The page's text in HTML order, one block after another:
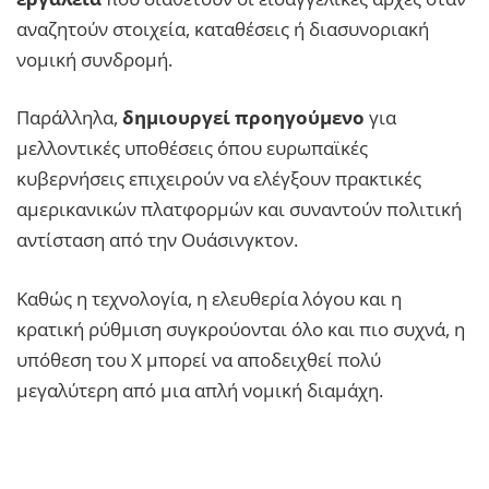
αναζητούν στοιχεία, καταθέσεις ή διασυνοριακή
νομική συνδρομή.
Παράλληλα, δημιουργεί προηγούμενο για
μελλοντικές υποθέσεις όπου ευρωπαϊκές
κυβερνήσεις επιχειρούν να ελέγξουν πρακτικές
αμερικανικών πλατφορμών και συναντούν πολιτική
αντίσταση από την Ουάσινγκτον.
Καθώς η τεχνολογία, η ελευθερία λόγου και η
κρατική ρύθμιση συγκρούονται όλο και πιο συχνά, η
υπόθεση του X μπορεί να αποδειχθεί πολύ
μεγαλύτερη από μια απλή νομική διαμάχη.